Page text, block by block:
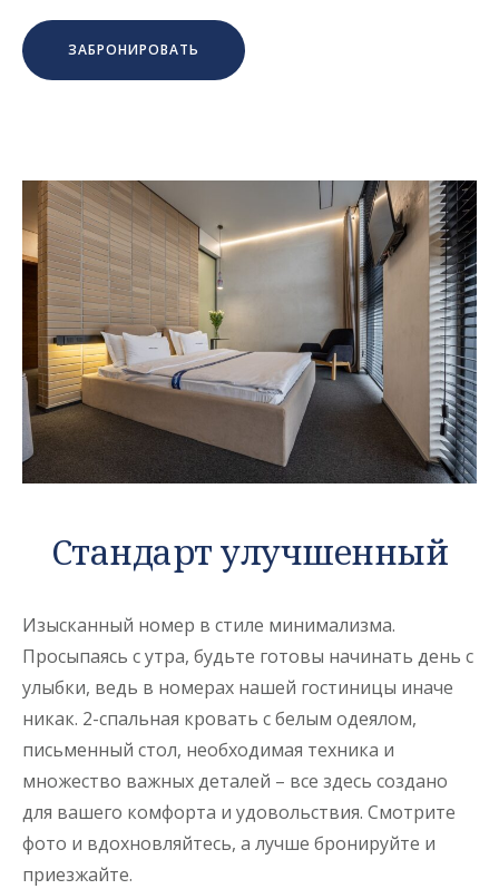
ЗАБРОНИРОВАТЬ
Стандарт улучшенный
Изысканный номер в стиле минимализма.
Просыпаясь с утра, будьте готовы начинать день с
улыбки, ведь в номерах нашей гостиницы иначе
никак. 2-спальная кровать с белым одеялом,
письменный стол, необходимая техника и
множество важных деталей – все здесь создано
для вашего комфорта и удовольствия. Смотрите
фото и вдохновляйтесь, а лучше бронируйте и
приезжайте.